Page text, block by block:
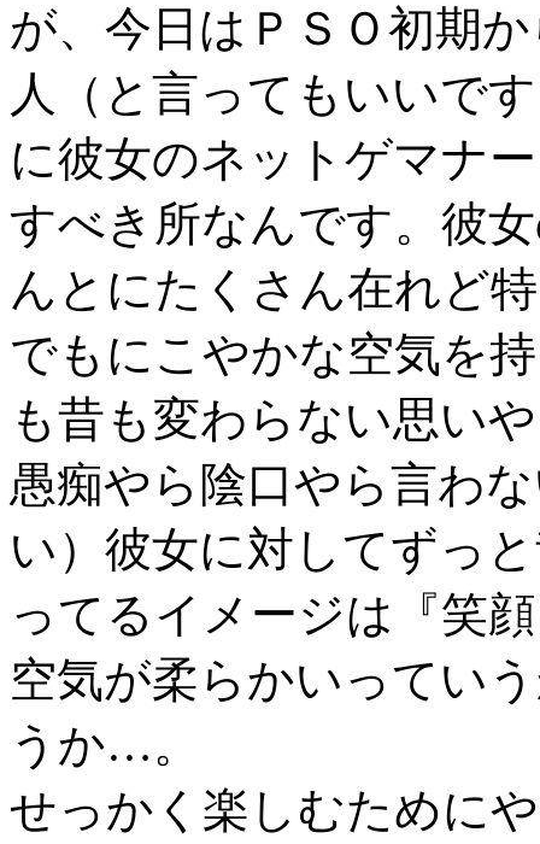
が、今日はＰＳＯ初期
人（と言ってもいいで
に彼女のネットゲマナ
すべき所なんです。彼
んとにたくさん在れど
でもにこやかな空気を
も昔も変わらない思い
愚痴やら陰口やら言わ
い）彼女に対してずっ
ってるイメージは『笑
空気が柔らかいってい
うか…。
せっかく楽しむために